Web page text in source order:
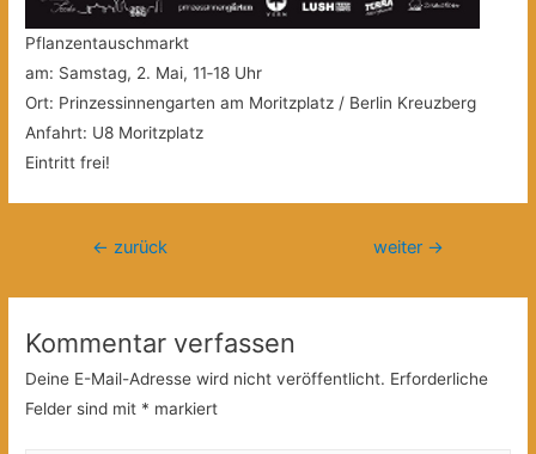
Pflanzentauschmarkt
am: Samstag, 2. Mai, 11‐18 Uhr
Ort: Prinzessinnengarten am Moritzplatz / Berlin Kreuzberg
Anfahrt: U8 Moritzplatz
Eintritt frei!
Beitragsnavigation
← zurück weiter →
Kommentar verfassen
Deine E-Mail-Adresse wird nicht veröffentlicht. Erforderliche
Felder sind mit * markiert